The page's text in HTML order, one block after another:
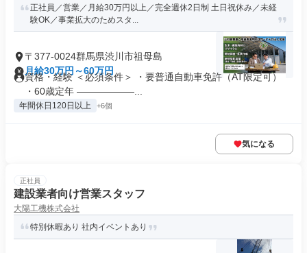
正社員／営業／月給30万円以上／完全週休2日制 土日祝休み／未経
験OK／事業拡大のためスタ...
〒377-0024群馬県渋川市祖母島
月給30万円～60万円
資格・経験 ＜必須条件＞ ・要普通自動車免許（AT限定可）
・60歳定年 ――――――...
年間休日120日以上 +6個
気になる
正社員
建設業者向け営業スタッフ
大陽工機株式会社
特別休暇あり 社内イベントあり